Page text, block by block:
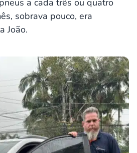
a cada três ou quatro
sobrava pouco, era
João.